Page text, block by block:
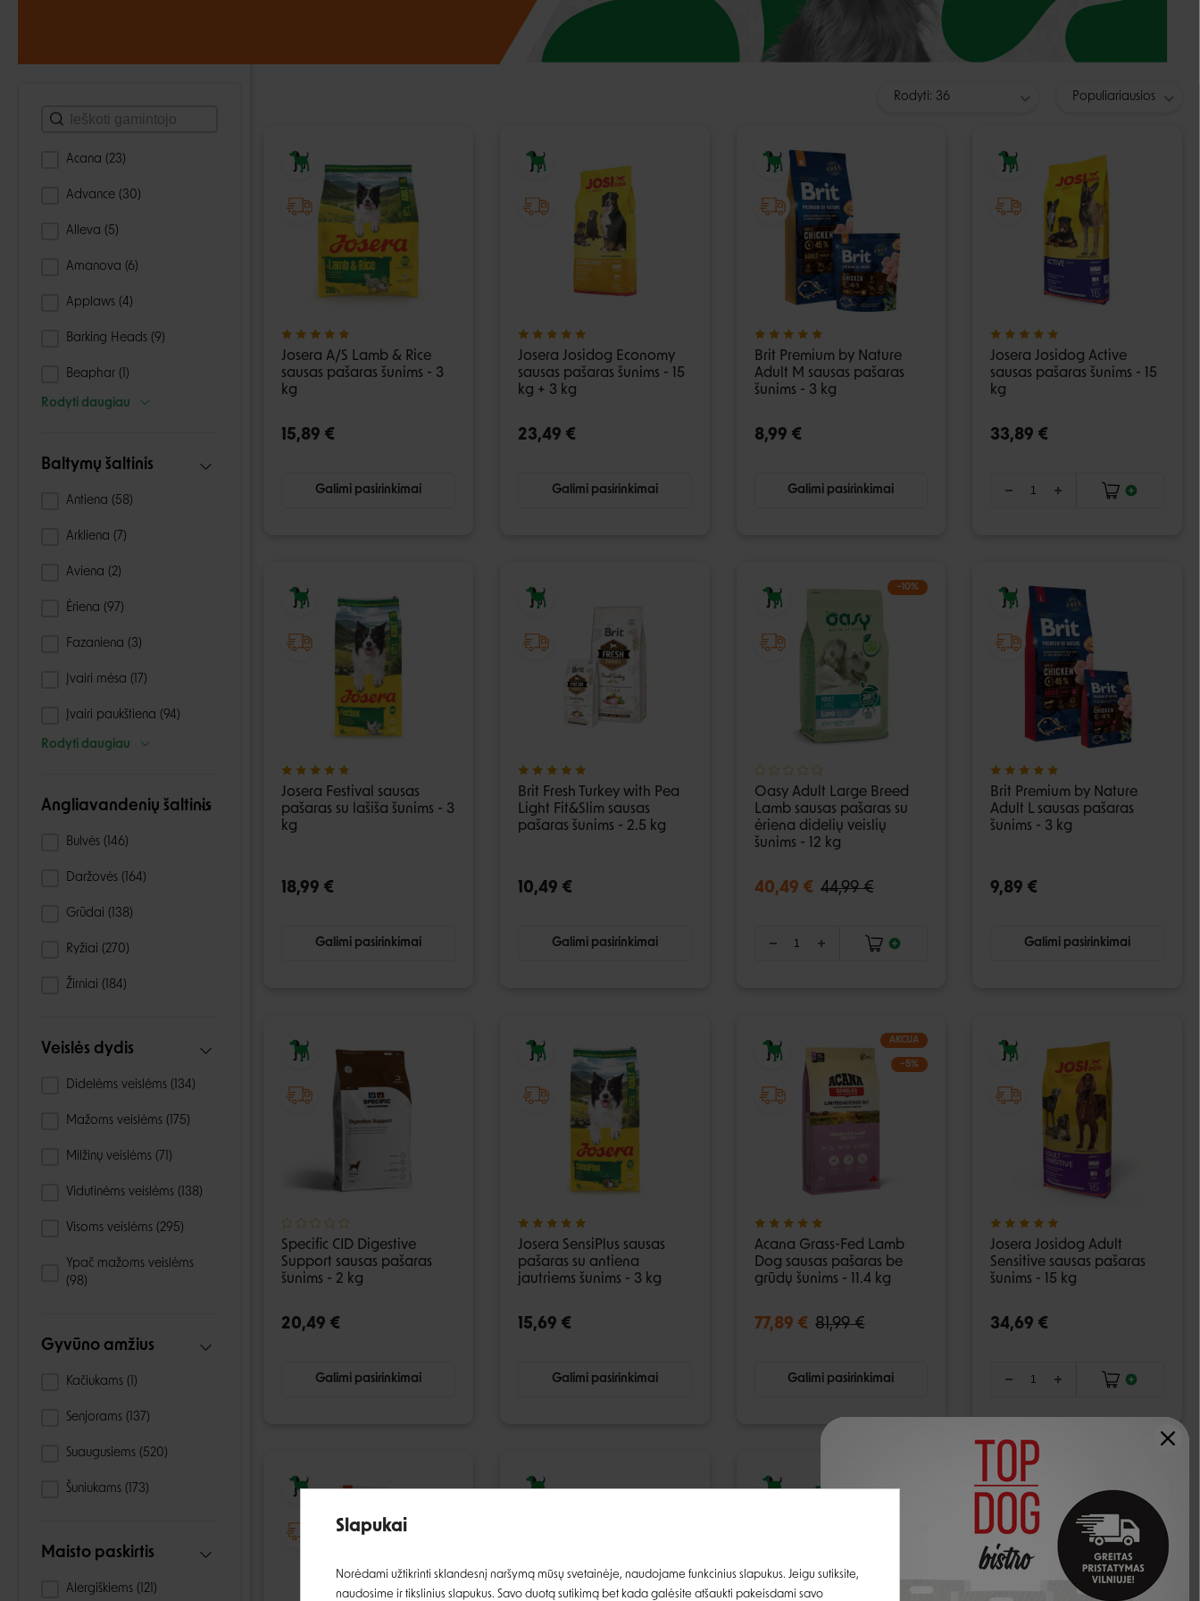
Automatinės girdyklos ir šėryklos
Maisto talpyklos
Guoliai ir patiesimai
Narvai
Ausų, akių, dantų ir pėdų priežiūra
Dubenėliai ir maitinimas
Automatinės girdyklos ir šėryklos
Acana (23)
Advance (30)
Alleva (5)
Amanova (6)
Applaws (4)
Barking Heads (9)
Beaphar (1)
Rodyti daugiau
Baltymų šaltinis
Antiena (58)
Arkliena (7)
Aviena (2)
Ėriena (97)
Fazaniena (3)
Įvairi mėsa (17)
Įvairi paukštiena (94)
Rodyti daugiau
Angliavandenių šaltinis
Bulvės (146)
Daržovės (164)
Grūdai (138)
Ryžiai (270)
Žirniai (184)
Veislės dydis
Didelėms veislėms (134)
Mažoms veislėms (175)
Milžinų veislėms (71)
Vidutinėms veislėms (138)
Visoms veislėms (295)
Ypač mažoms veislėms
(98)
Gyvūno amžius
Kačiukams (1)
Senjorams (137)
Suaugusiems (520)
Šuniukams (173)
Maisto paskirtis
Alergiškiems (121)
Rodyti: 36 Populiariausios
Josera A/S Lamb & Rice
sausas pašaras šunims - 3
kg
15,89 €
Galimi pasirinkimai
Josera Josidog Economy
sausas pašaras šunims - 15
kg + 3 kg
23,49 €
Galimi pasirinkimai
Brit Premium by Nature
Adult M sausas pašaras
šunims - 3 kg
8,99 €
Galimi pasirinkimai
Josera Josidog Active
sausas pašaras šunims - 15
kg
33,89 €
Josera Festival sausas
pašaras su lašiša šunims - 3
kg
18,99 €
Galimi pasirinkimai
Brit Fresh Turkey with Pea
Light Fit&Slim sausas
pašaras šunims - 2.5 kg
10,49 €
Galimi pasirinkimai
−10%
Oasy Adult Large Breed
Lamb sausas pašaras su
ėriena didelių veislių
šunims - 12 kg
40,49 € 44,99 €
Brit Premium by Nature
Adult L sausas pašaras
šunims - 3 kg
9,89 €
Galimi pasirinkimai
Specific CID Digestive
Support sausas pašaras
šunims - 2 kg
20,49 €
Galimi pasirinkimai
Josera SensiPlus sausas
pašaras su antiena
jautriems šunims - 3 kg
15,69 €
Galimi pasirinkimai
AKCIJA
−5%
Acana Grass-Fed Lamb
Dog sausas pašaras be
grūdų šunims - 11.4 kg
77,89 € 81,99 €
Galimi pasirinkimai
Josera Josidog Adult
Sensitive sausas pašaras
šunims - 15 kg
34,69 €
Slapukai
Norėdami užtikrinti sklandesnį naršymą mūsų svetainėje, naudojame funkcinius slapukus. Jeigu sutiksite,
naudosime ir tikslinius slapukus. Savo duotą sutikimą bet kada galėsite atšaukti pakeisdami savo